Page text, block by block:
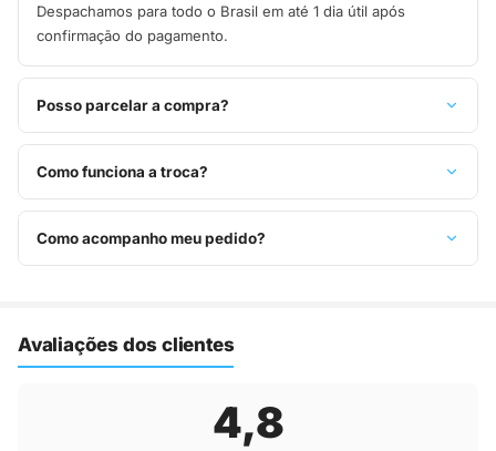
Despachamos para todo o Brasil em até 1 dia útil após
confirmação do pagamento.
Posso parcelar a compra?
Sim, parcelamos em até 10x sem juros no cartão de crédito,
ou pague à vista no Pix com 8% de desconto.
Como funciona a troca?
Você tem 7 dias após o recebimento para solicitar troca.
Basta entrar em contato pelo WhatsApp ou e-mail.
Como acompanho meu pedido?
Avaliações dos clientes
4,8